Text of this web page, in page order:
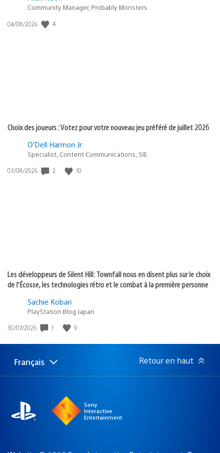
Community Manager, Probably Monsters
Date
04/08/2026 4
Choix des joueurs : Votez pour votre nouveau jeu préféré de juillet 2026
O’Dell Harmon Jr.
Specialist, Content Communications, SIE
Date
03/08/2026 2 10
Les développeurs de Silent Hill: Townfall nous en disent plus sur le choix
de l’Écosse, les technologies rétro et le combat à la première personne
Sachie Kobari
PlayStation.Blog Japan
Date
publication
30/07/2026 1 9
Choisir
une
Région
actuelle
Français Retour en haut
Sony
Interactive
Entertainment